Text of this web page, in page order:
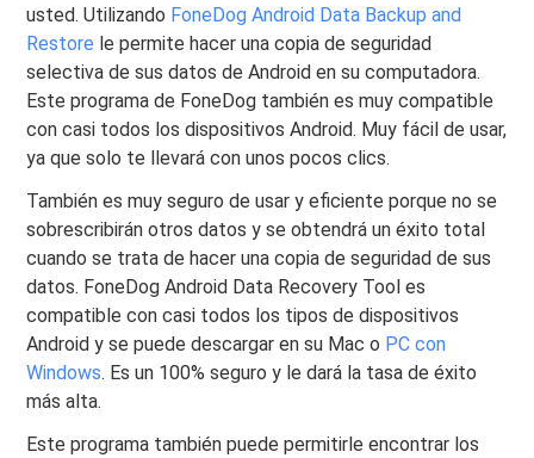
usted. Utilizando FoneDog Android Data Backup and
Restore le permite hacer una copia de seguridad
selectiva de sus datos de Android en su computadora.
Este programa de FoneDog también es muy compatible
con casi todos los dispositivos Android. Muy fácil de usar,
ya que solo te llevará con unos pocos clics.
También es muy seguro de usar y eficiente porque no se
sobrescribirán otros datos y se obtendrá un éxito total
cuando se trata de hacer una copia de seguridad de sus
datos. FoneDog Android Data Recovery Tool es
compatible con casi todos los tipos de dispositivos
Android y se puede descargar en su Mac o PC con
Windows. Es un 100% seguro y le dará la tasa de éxito
más alta.
Este programa también puede permitirle encontrar los